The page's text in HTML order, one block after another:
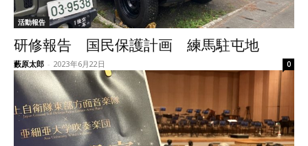
活動報告
研修報告 国民保護計画 練馬駐屯地
藪原太郎 - 2023年6月22日 0